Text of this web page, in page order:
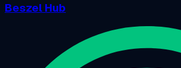
Beszel Hub